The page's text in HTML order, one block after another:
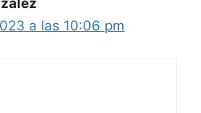
a las 10:06 pm